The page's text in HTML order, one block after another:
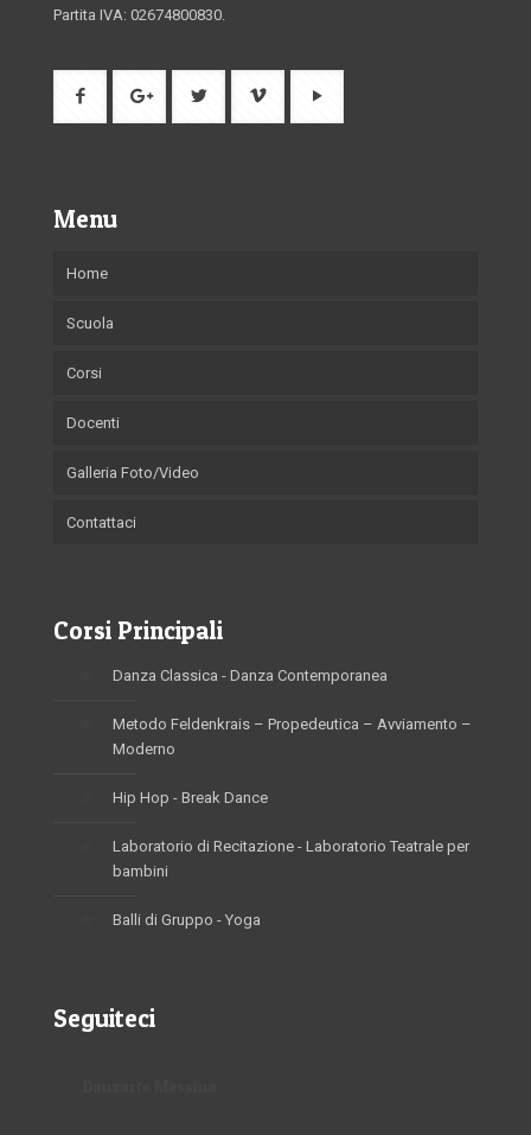
Partita IVA: 02674800830.
Menu
Home
Scuola
Corsi
Docenti
Galleria Foto/Video
Contattaci
Corsi Principali
Danza Classica - Danza Contemporanea
Metodo Feldenkrais – Propedeutica – Avviamento –
Moderno
Hip Hop - Break Dance
Laboratorio di Recitazione - Laboratorio Teatrale per
bambini
Balli di Gruppo - Yoga
Seguiteci